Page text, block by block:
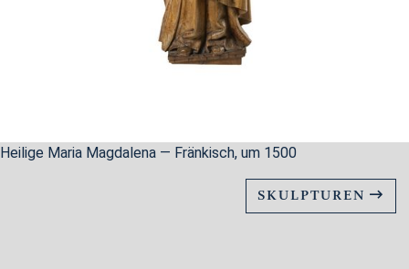
Heilige Maria Magdalena — Fränkisch, um 1500
SKULPTUREN